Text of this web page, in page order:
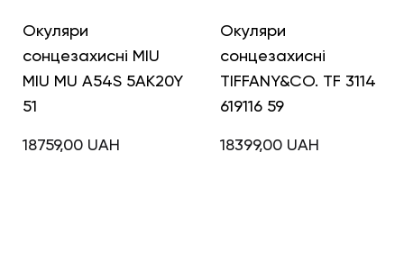
Окуляри
сонцезахисні MIU
MIU MU A54S 5AK20Y
51
18759,00 UAH
Окуляри
сонцезахисні
TIFFANY&CO. TF 3114
619116 59
18399,00 UAH